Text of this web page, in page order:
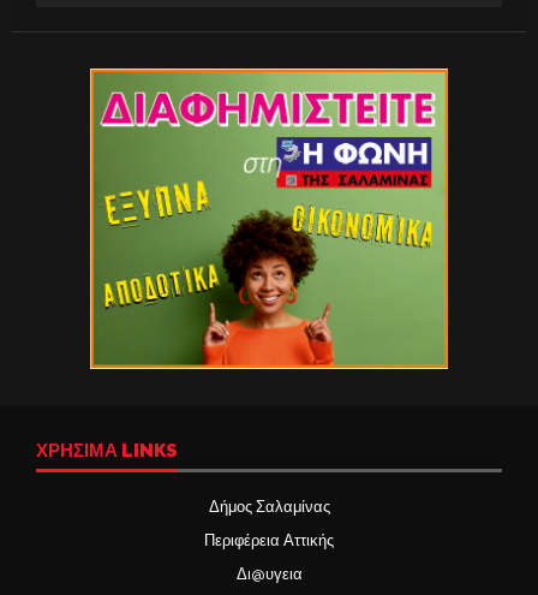
ΧΡΉΣΙΜΑ LINKS
Δήμος Σαλαμίνας
Περιφέρεια Αττικής
Δι@υγεια